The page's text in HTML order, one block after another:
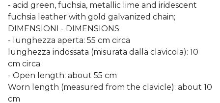
- acid green, fuchsia, metallic lime and iridescent
fuchsia leather with gold galvanized chain;
DIMENSIONI - DIMENSIONS
- lunghezza aperta: 55 cm circa
lunghezza indossata (misurata dalla clavicola): 10
cm circa
- Open length: about 55 cm
Worn length (measured from the clavicle): about 10
cm